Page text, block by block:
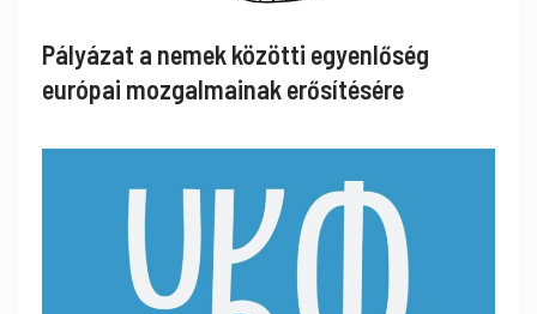
Pályázat a nemek közötti egyenlőség
európai mozgalmainak erősítésére